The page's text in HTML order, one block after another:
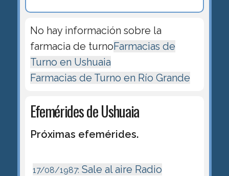
No hay información sobre la
farmacia de turnoFarmacias de
Turno en Ushuaia
Farmacias de Turno en Río Grande
Efemérides de Ushuaia
Próximas efemérides.
17/08/1987: Sale al aire Radio